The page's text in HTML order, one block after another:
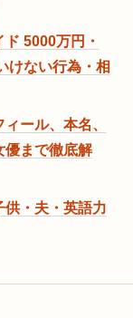
5000万円・
けない行為・相
ール、本名、
優まで徹底解
供・夫・英語力